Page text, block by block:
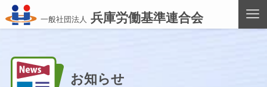
一般社団法人 兵庫労働基準連合会
お知らせ